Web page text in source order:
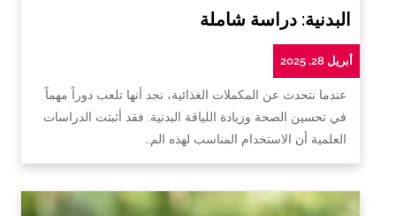
البدنية: دراسة شاملة
أبريل 28, 2025
عندما نتحدث عن المكملات الغذائية، نجد أنها تلعب دوراً مهماً
في تحسين الصحة وزيادة اللياقة البدنية. فقد أثبتت الدراسات
العلمية أن الاستخدام المناسب لهذه الم…